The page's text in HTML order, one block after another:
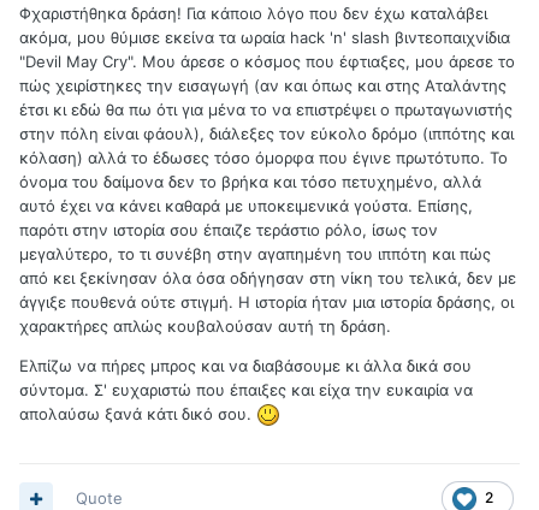
Φχαριστήθηκα δράση! Για κάποιο λόγο που δεν έχω καταλάβει
ακόμα, μου θύμισε εκείνα τα ωραία hack 'n' slash βιντεοπαιχνίδια
"Devil May Cry". Μου άρεσε ο κόσμος που έφτιαξες, μου άρεσε το
πώς χειρίστηκες την εισαγωγή (αν και όπως και στης Αταλάντης
έτσι κι εδώ θα πω ότι για μένα το να επιστρέψει ο πρωταγωνιστής
στην πόλη είναι φάουλ), διάλεξες τον εύκολο δρόμο (ιππότης και
κόλαση) αλλά το έδωσες τόσο όμορφα που έγινε πρωτότυπο. Το
όνομα του δαίμονα δεν το βρήκα και τόσο πετυχημένο, αλλά
αυτό έχει να κάνει καθαρά με υποκειμενικά γούστα. Επίσης,
παρότι στην ιστορία σου έπαιζε τεράστιο ρόλο, ίσως τον
μεγαλύτερο, το τι συνέβη στην αγαπημένη του ιππότη και πώς
από κει ξεκίνησαν όλα όσα οδήγησαν στη νίκη του τελικά, δεν με
άγγιξε πουθενά ούτε στιγμή. Η ιστορία ήταν μια ιστορία δράσης, οι
χαρακτήρες απλώς κουβαλούσαν αυτή τη δράση.
Ελπίζω να πήρες μπρος και να διαβάσουμε κι άλλα δικά σου
σύντομα. Σ' ευχαριστώ που έπαιξες και είχα την ευκαιρία να
απολαύσω ξανά κάτι δικό σου.
2
Quote